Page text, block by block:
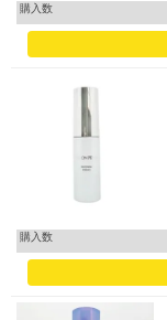
購入数
購入数